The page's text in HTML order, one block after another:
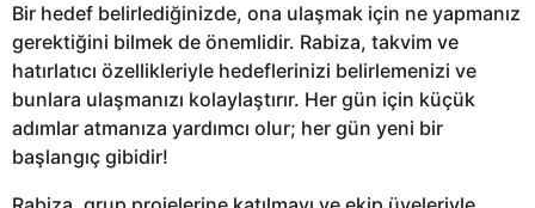
Bir hedef belirlediğinizde, ona ulaşmak için ne yapmanız
gerektiğini bilmek de önemlidir. Rabiza, takvim ve
hatırlatıcı özellikleriyle hedeflerinizi belirlemenizi ve
bunlara ulaşmanızı kolaylaştırır. Her gün için küçük
adımlar atmanıza yardımcı olur; her gün yeni bir
başlangıç gibidir!